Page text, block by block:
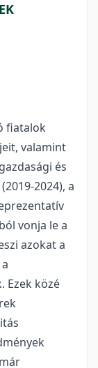
fiatalok
valamint
és
2024), a
vonja le a
azokat a
Ezek közé